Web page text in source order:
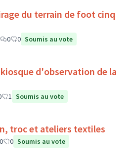
du terrain de foot cinq
0 0 Soumis au vote
d'observation de la
1 Soumis au vote
troc et ateliers textiles
0 0 Soumis au vote